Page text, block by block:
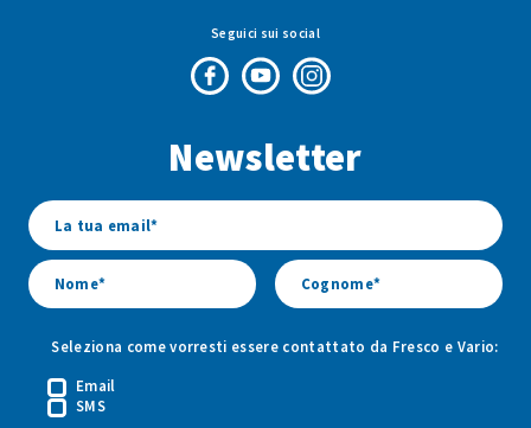
Seguici sui social
di
di
di
Newsletter
Seleziona come vorresti essere contattato da Fresco e Vario:
Email
SMS